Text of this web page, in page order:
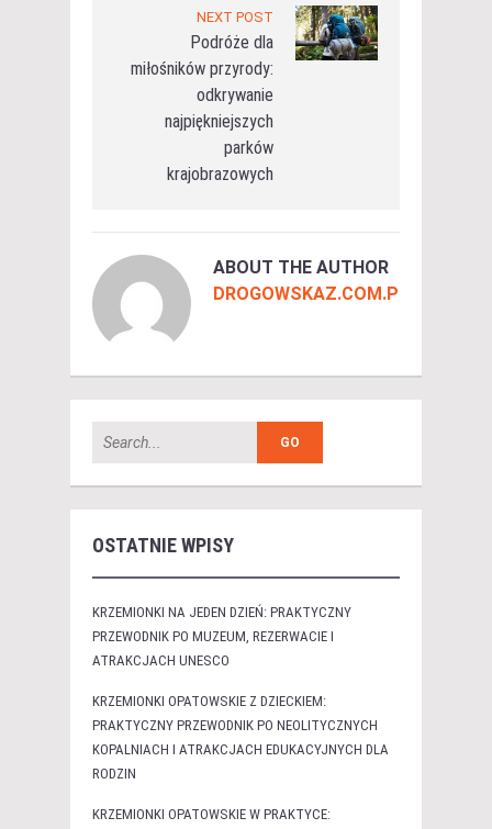
NEXT POST
Podróże dla
miłośników przyrody:
odkrywanie
najpiękniejszych
parków
krajobrazowych
ABOUT THE AUTHOR
DROGOWSKAZ.COM.PL
OSTATNIE WPISY
KRZEMIONKI NA JEDEN DZIEŃ: PRAKTYCZNY
PRZEWODNIK PO MUZEUM, REZERWACIE I
ATRAKCJACH UNESCO
KRZEMIONKI OPATOWSKIE Z DZIECKIEM:
PRAKTYCZNY PRZEWODNIK PO NEOLITYCZNYCH
KOPALNIACH I ATRAKCJACH EDUKACYJNYCH DLA
RODZIN
KRZEMIONKI OPATOWSKIE W PRAKTYCE: